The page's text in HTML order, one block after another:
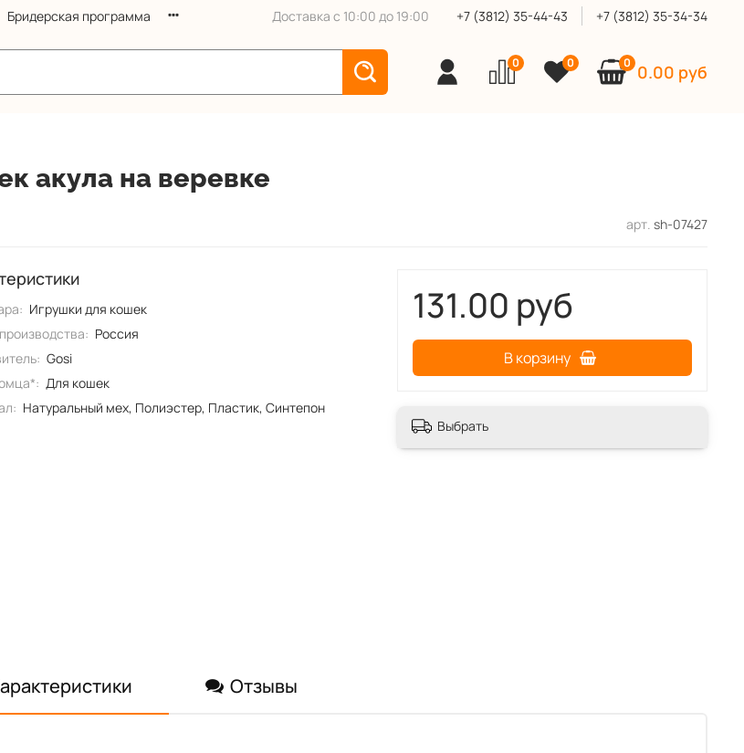
Бридерская программа Доставка с 10:00 до 19:00 +7 (3812) 35-44-43 +7 (3812) 35-34-34
0 0 0 0.00 руб
акула на веревке
арт. sh-07427
Игрушки для кошек
Россия
Gosi
Для кошек
Натуральный мех, Полиэстер, Пластик, Синтепон
131.00 руб
В корзину
Выбрать
Отзывы